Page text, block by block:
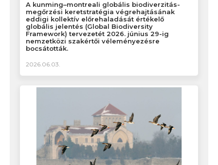
A kunming–montreali globális biodiverzitás-
megőrzési keretstratégia végrehajtásának
eddigi kollektív előrehaladását értékelő
globális jelentés (Global Biodiversity
Framework) tervezetét 2026. június 29-ig
nemzetközi szakértői véleményezésre
bocsátották.
2026.06.03.